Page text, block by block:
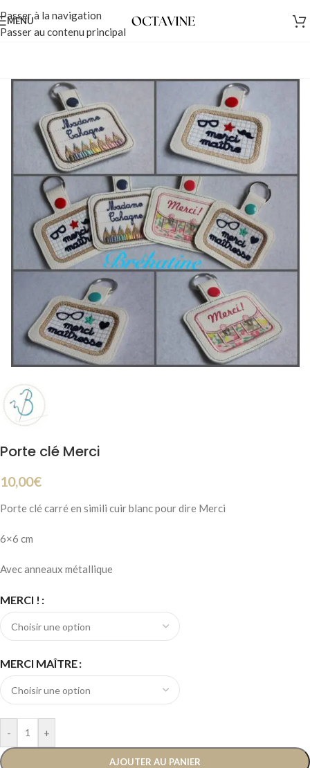
Passer à la navigation
Passer au contenu principal
MENU
Porte clé Merci
10,00€
Porte clé carré en simili cuir blanc pour dire Merci
6×6 cm
Avec anneaux métallique
MERCI !
MERCI MAÎTRE
- +
AJOUTER AU PANIER